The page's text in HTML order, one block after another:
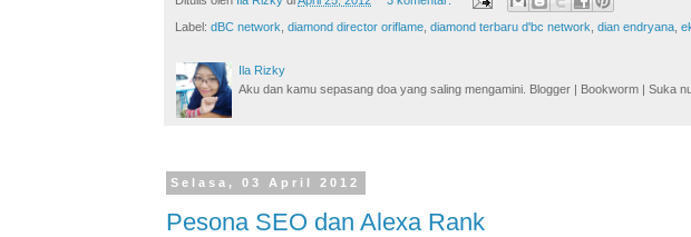
Label: dBC network diamond director oriflame diamond terbaru d'bc network dian endryana
Ila Rizky
Aku dan kamu sepasang doa yang saling mengamini. Blogger | Bookworm | Suka
Selasa, 03 April 2012
Pesona SEO dan Alexa Rank